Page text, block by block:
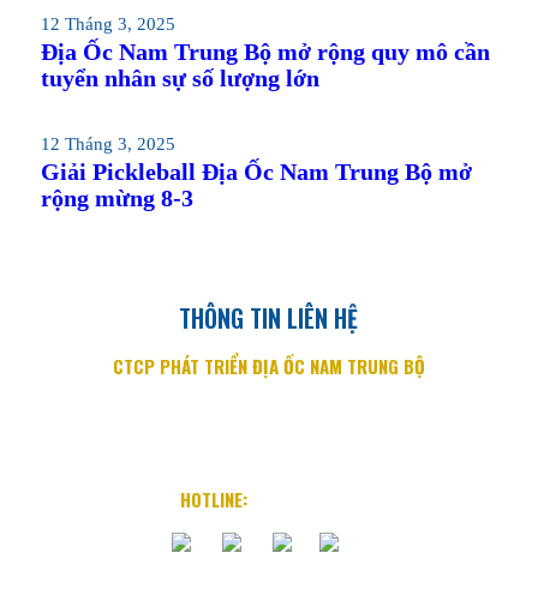
12 Tháng 3, 2025
Địa Ốc Nam Trung Bộ mở rộng quy mô cần
tuyển nhân sự số lượng lớn
12 Tháng 3, 2025
Giải Pickleball Địa Ốc Nam Trung Bộ mở
rộng mừng 8-3
THÔNG TIN LIÊN HỆ
CTCP PHÁT TRIỂN ĐỊA ỐC NAM TRUNG BỘ
HOTLINE: